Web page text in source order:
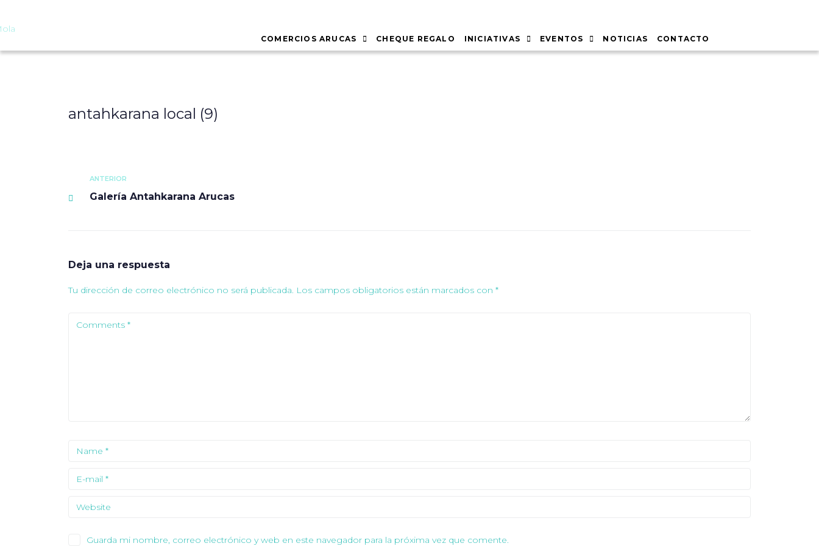
COMERCIOS ARUCAS CHEQUE REGALO INICIATIVAS EVENTOS NOTICIAS CONTACTO
antahkarana local (9)
ANTERIOR
Galería Antahkarana Arucas
Deja una respuesta
Tu dirección de correo electrónico no será publicada. Los campos obligatorios están marcados con *
Guarda mi nombre, correo electrónico y web en este navegador para la próxima vez que comente.